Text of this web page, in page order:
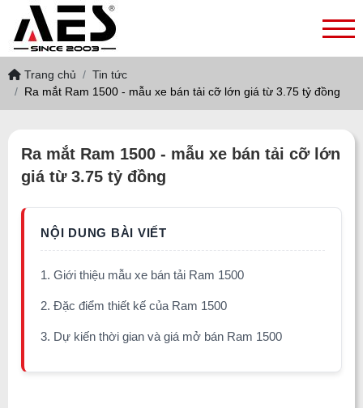
Trang chủ
Tin tức
Ra mắt Ram 1500 - mẫu xe bán tải cỡ lớn giá từ 3.75 tỷ đồng
Ra mắt Ram 1500 - mẫu xe bán tải cỡ lớn
giá từ 3.75 tỷ đồng
1. Giới thiệu mẫu xe bán tải Ram 1500
2. Đặc điểm thiết kế của Ram 1500
3. Dự kiến thời gian và giá mở bán Ram 1500